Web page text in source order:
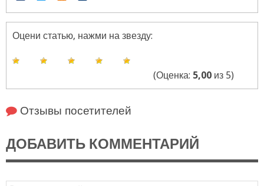
Оцени статью, нажми на звезду:
(Оценка: 5,00 из 5)
Отзывы посетителей
ДОБАВИТЬ КОММЕНТАРИЙ